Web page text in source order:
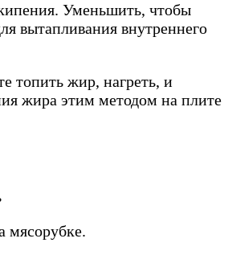
Уменьшить, чтобы
вытапливания внутреннего
топить жир, нагреть, и
жира этим методом на плите
мясорубке.